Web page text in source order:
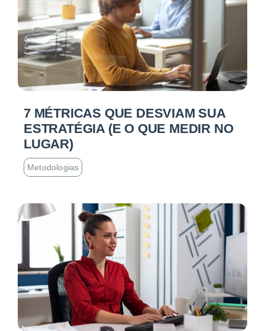
7 MÉTRICAS QUE DESVIAM SUA
ESTRATÉGIA (E O QUE MEDIR NO
LUGAR)
Metodologias